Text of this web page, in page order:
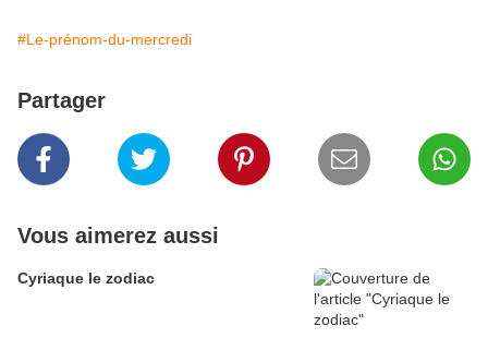
#Le-prénom-du-mercredi
Partager
Vous aimerez aussi
Cyriaque le zodiac